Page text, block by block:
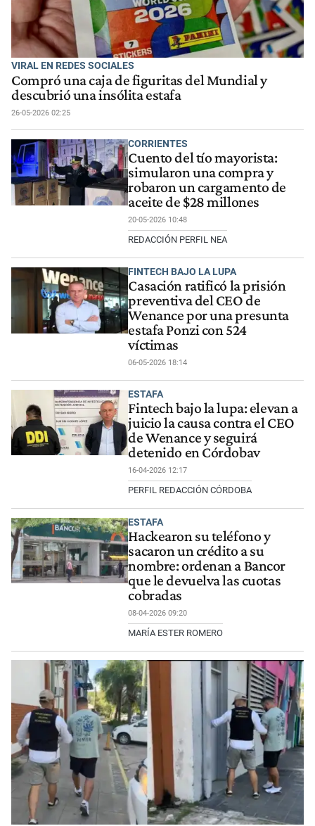
VIRAL EN REDES SOCIALES
Compró una caja de figuritas del Mundial y
descubrió una insólita estafa
26-05-2026 02:25
CORRIENTES
Cuento del tío mayorista:
simularon una compra y
robaron un cargamento de
aceite de $28 millones
20-05-2026 10:48
REDACCIÓN PERFIL NEA
FINTECH BAJO LA LUPA
Casación ratificó la prisión
preventiva del CEO de
Wenance por una presunta
estafa Ponzi con 524
víctimas
06-05-2026 18:14
ESTAFA
Fintech bajo la lupa: elevan a
juicio la causa contra el CEO
de Wenance y seguirá
detenido en Córdobav
16-04-2026 12:17
PERFIL REDACCIÓN CÓRDOBA
ESTAFA
Hackearon su teléfono y
sacaron un crédito a su
nombre: ordenan a Bancor
que le devuelva las cuotas
cobradas
08-04-2026 09:20
MARÍA ESTER ROMERO